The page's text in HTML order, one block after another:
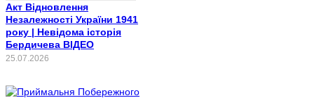
Акт Відновлення
Незалежності України 1941
року | Невідома історія
Бердичева ВІДЕО
25.07.2026